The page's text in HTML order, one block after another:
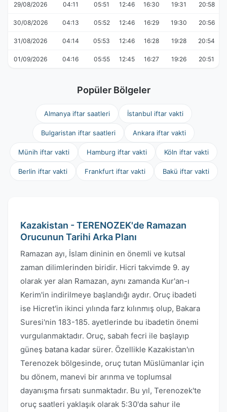
29/08/2026 04:11 05:51 12:46 16:30 19:31 20:58
30/08/2026 04:13 05:52 12:46 16:29 19:30 20:56
31/08/2026 04:14 05:53 12:46 16:28 19:28 20:54
01/09/2026 04:16 05:55 12:45 16:27 19:26 20:51
Popüler Bölgeler
Almanya iftar saatleri İstanbul iftar vakti
Bulgaristan iftar saatleri Ankara iftar vakti
Münih iftar vakti Hamburg iftar vakti Köln iftar vakti
Berlin iftar vakti Frankfurt iftar vakti Bakü iftar vakti
Kazakistan - TERENOZEK'de Ramazan
Orucunun Tarihi Arka Planı
Ramazan ayı, İslam dininin en önemli ve kutsal
zaman dilimlerinden biridir. Hicri takvimde 9. ay
olarak yer alan Ramazan, aynı zamanda Kur'an-ı
Kerim'in indirilmeye başlandığı aydır. Oruç ibadeti
ise Hicret'in ikinci yılında farz kılınmış olup, Bakara
Suresi'nin 183-185. ayetlerinde bu ibadetin önemi
vurgulanmaktadır. Oruç, sabah fecri ile başlayıp
güneş batana kadar sürer. Özellikle Kazakistan'ın
Terenozek bölgesinde, oruç tutan Müslümanlar için
bu dönem, manevi bir arınma ve toplumsal
dayanışma fırsatı sunmaktadır. Bu yıl, Terenozek'te
oruç saatleri yaklaşık olarak 5:30'da sahur ile